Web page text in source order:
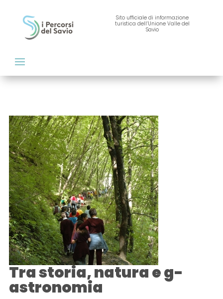
Sito ufficiale di informazione
turistica dell’Unione Valle del
Savio
Tra storia, natura e g-
astronomia